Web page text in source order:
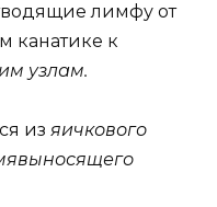
лимфу от
канатике к
узлам.
из яичкового